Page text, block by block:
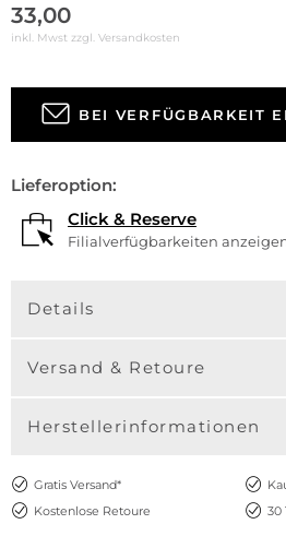
33,00
inkl. Mwst zzgl. Versandkosten
BEI VERFÜGBARKEIT
Lieferoption:
Click & Reserve
Filialverfügbarkeiten
Details
Versand & Retoure
Herstellerinformationen
Gratis Versand*
Kostenlose Retoure
30